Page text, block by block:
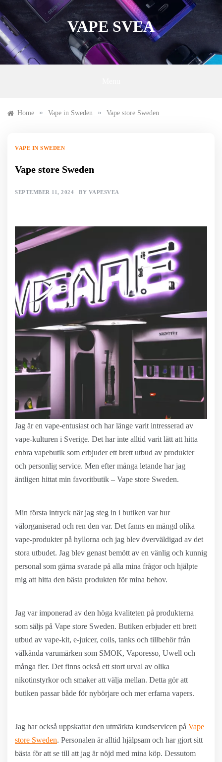
to
content
VAPE SVEA
Home » Vape in Sweden » Vape store Sweden
VAPE IN SWEDEN
Vape store Sweden
SEPTEMBER 11, 2024 BY VAPESVEA
Jag är en vape-entusiast och har länge varit intresserad av
vape-kulturen i Sverige. Det har inte alltid varit lätt att hitta
enbra vapebutik som erbjuder ett brett utbud av produkter
och personlig service. Men efter många letande har jag
äntligen hittat min favoritbutik – Vape store Sweden.
Min första intryck när jag steg in i butiken var hur
välorganiserad och ren den var. Det fanns en mängd olika
vape-produkter på hyllorna och jag blev överväldigad av det
stora utbudet. Jag blev genast bemött av en vänlig och kunnig
personal som gärna svarade på alla mina frågor och hjälpte
mig att hitta den bästa produkten för mina behov.
Jag var imponerad av den höga kvaliteten på produkterna
som säljs på Vape store Sweden. Butiken erbjuder ett brett
utbud av vape-kit, e-juicer, coils, tanks och tillbehör från
välkända varumärken som SMOK, Vaporesso, Uwell och
många fler. Det finns också ett stort urval av olika
nikotinstyrkor och smaker att välja mellan. Detta gör att
butiken passar både för nybörjare och mer erfarna vapers.
Jag har också uppskattat den utmärkta kundservicen på Vape
store Sweden. Personalen är alltid hjälpsam och har gjort sitt
bästa för att se till att jag är nöjd med mina köp. Dessutom